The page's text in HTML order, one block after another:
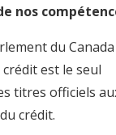
nos
du
est le seul
titres officiels
crédit.